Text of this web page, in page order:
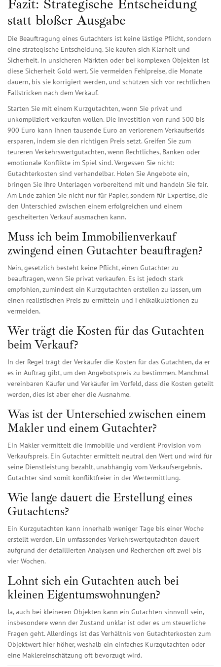
Fazit: Strategische Entscheidung
statt bloßer Ausgabe
Die Beauftragung eines Gutachters ist keine lästige Pflicht, sondern
eine strategische Entscheidung. Sie kaufen sich Klarheit und
Sicherheit. In unsicheren Märkten oder bei komplexen Objekten ist
diese Sicherheit Gold wert. Sie vermeiden Fehlpreise, die Monate
dauern, bis sie korrigiert werden, und schützen sich vor rechtlichen
Fallstricken nach dem Verkauf.
Starten Sie mit einem Kurzgutachten, wenn Sie privat und
unkompliziert verkaufen wollen. Die Investition von rund 500 bis
900 Euro kann Ihnen tausende Euro an verlorenem Verkaufserlös
ersparen, indem sie den richtigen Preis setzt. Greifen Sie zum
teureren Verkehrswertgutachten, wenn Rechtliches, Banken oder
emotionale Konflikte im Spiel sind. Vergessen Sie nicht:
Gutachterkosten sind verhandelbar. Holen Sie Angebote ein,
bringen Sie Ihre Unterlagen vorbereitend mit und handeln Sie fair.
Am Ende zahlen Sie nicht nur für Papier, sondern für Expertise, die
den Unterschied zwischen einem erfolgreichen und einem
gescheiterten Verkauf ausmachen kann.
Muss ich beim Immobilienverkauf
zwingend einen Gutachter beauftragen?
Nein, gesetzlich besteht keine Pflicht, einen Gutachter zu
beauftragen, wenn Sie privat verkaufen. Es ist jedoch stark
empfohlen, zumindest ein Kurzgutachten erstellen zu lassen, um
einen realistischen Preis zu ermitteln und Fehlkalkulationen zu
vermeiden.
Wer trägt die Kosten für das Gutachten
beim Verkauf?
In der Regel trägt der Verkäufer die Kosten für das Gutachten, da er
es in Auftrag gibt, um den Angebotspreis zu bestimmen. Manchmal
vereinbaren Käufer und Verkäufer im Vorfeld, dass die Kosten geteilt
werden, dies ist aber eher die Ausnahme.
Was ist der Unterschied zwischen einem
Makler und einem Gutachter?
Ein Makler vermittelt die Immobilie und verdient Provision vom
Verkaufspreis. Ein Gutachter ermittelt neutral den Wert und wird für
seine Dienstleistung bezahlt, unabhängig vom Verkaufsergebnis.
Gutachter sind somit konfliktfreier in der Wertermittlung.
Wie lange dauert die Erstellung eines
Gutachtens?
Ein Kurzgutachten kann innerhalb weniger Tage bis einer Woche
erstellt werden. Ein umfassendes Verkehrswertgutachten dauert
aufgrund der detaillierten Analysen und Recherchen oft zwei bis
vier Wochen.
Lohnt sich ein Gutachten auch bei
kleinen Eigentumswohnungen?
Ja, auch bei kleineren Objekten kann ein Gutachten sinnvoll sein,
insbesondere wenn der Zustand unklar ist oder es um steuerliche
Fragen geht. Allerdings ist das Verhältnis von Gutachterkosten zum
Objektwert hier höher, weshalb ein einfaches Kurzgutachten oder
eine Maklereinschätzung oft bevorzugt wird.